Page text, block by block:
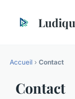
Accueil › Contact
Contact